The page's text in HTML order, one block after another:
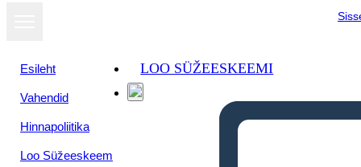
Esileht
Vahendid
Hinnapoliitika
Loo Süžeeskeem
LOO SÜŽEESKEEMI